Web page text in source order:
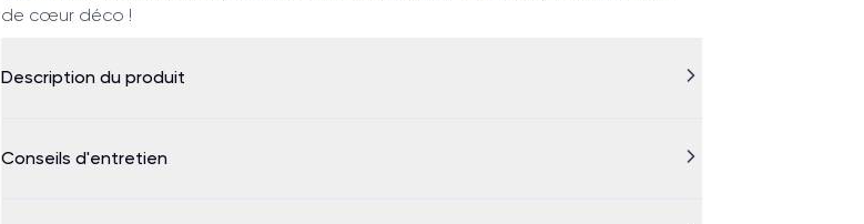
de cœur déco !
Description du produit
Conseils d'entretien